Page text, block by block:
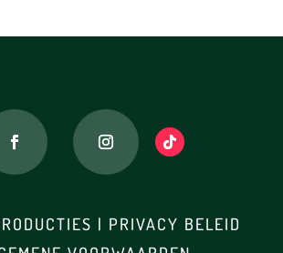
| PRIVACY BELEID